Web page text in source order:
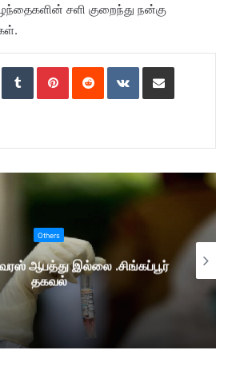
சளி குறைந்து நன்கு
LinkedIn Tumblr Pinterest Reddit VKontakte
Others
தகவல்